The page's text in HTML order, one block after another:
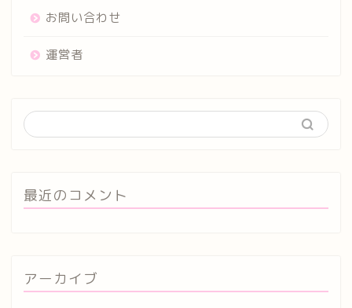
お問い合わせ
運営者
最近のコメント
アーカイブ